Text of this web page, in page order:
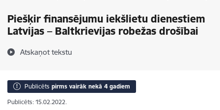
Piešķir finansējumu iekšlietu dienestiem
Latvijas – Baltkrievijas robežas drošībai
Atskaņot tekstu
Publicēts pirms vairāk nekā 4 gadiem
Publicēts: 15.02.2022.